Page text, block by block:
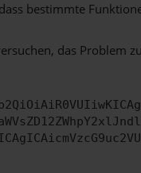
bestimmte
das Problem